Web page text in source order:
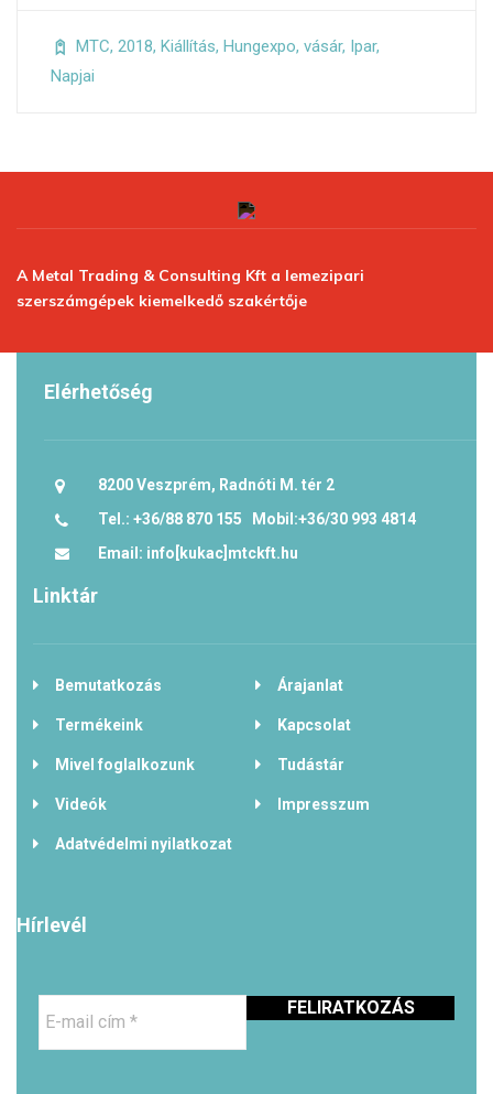
MTC, 2018, Kiállítás, Hungexpo, vásár, Ipar,
Napjai
A Metal Trading & Consulting Kft a lemezipari
szerszámgépek kiemelkedő szakértője
Elérhetőség
8200 Veszprém, Radnóti M. tér 2
Tel.: +36/88 870 155 Mobil:+36/30 993 4814
Email: info[kukac]mtckft.hu
Linktár
Bemutatkozás Árajanlat
Termékeink Kapcsolat
Mivel foglalkozunk Tudástár
Videók Impresszum
Adatvédelmi nyilatkozat
Hírlevél
mail